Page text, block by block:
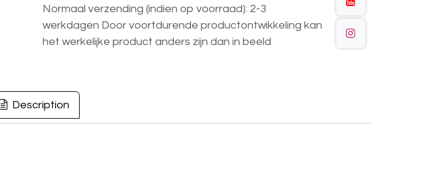
Normaal verzending (indien op voorraad): 2-3
werkdagen Door voortdurende productontwikkeling kan
het werkelijke product anders zijn dan in beeld
Description